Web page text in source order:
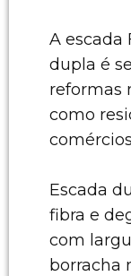
A escada
dupla é
reformas
como
Escada
fibra e
com
borracha